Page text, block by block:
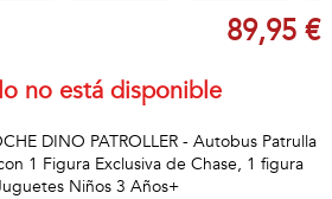
89,95 €
no está disponible
DINO PATROLLER - Autobus Patrulla
1 Figura Exclusiva de Chase, 1 figura
Niños 3 Años+